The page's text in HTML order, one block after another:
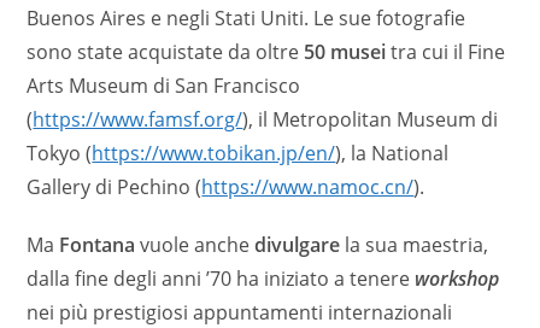
Buenos Aires e negli Stati Uniti. Le sue fotografie
sono state acquistate da oltre 50 museitra cui il Fine
Arts Museum di San Francisco
(https://www.famsf.org/), il Metropolitan Museum di
Tokyo (https://www.tobikan.jp/en/), la National
Gallery di Pechino (https://www.namoc.cn/).
Ma Fontana vuole anchedivulgare la sua maestria,
dalla fine degli anni ’70 ha iniziato a tenere workshop
nei più prestigiosi appuntamenti internazionali